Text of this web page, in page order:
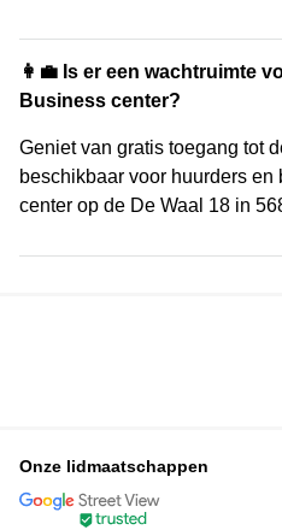
👩‍💼 Is er een wachtruimte
Business center?
Geniet van gratis toegang tot
beschikbaar voor huurders
center op de De Waal 18 in
Onze lidmaatschappen